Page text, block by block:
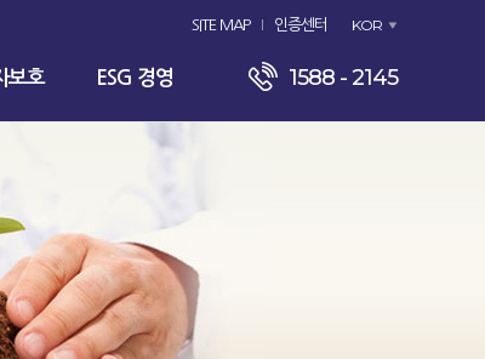
SITE MAP 인증센터 KOR
보호 ESG 경영 1588 - 2145